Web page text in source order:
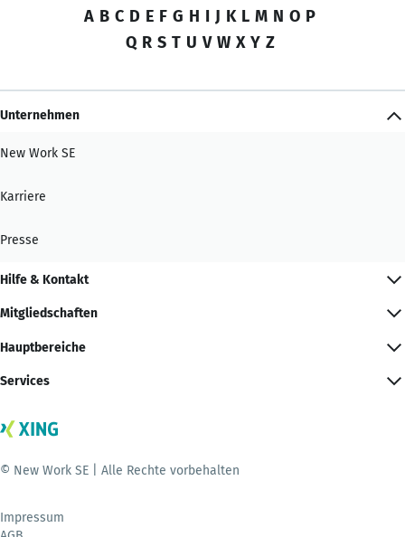
A B C D E F G H I J K L M N O P
Q R S T U V W X Y Z
Unternehmen
New Work SE
Karriere
Presse
Hilfe & Kontakt
Mitgliedschaften
Hauptbereiche
Services
© New Work SE | Alle Rechte vorbehalten
Impressum